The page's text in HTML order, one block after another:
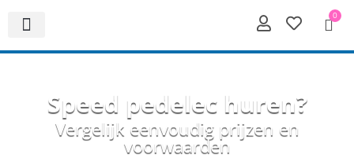
0
Speed pedelec huren?
Vergelijk eenvoudig prijzen en
voorwaarden